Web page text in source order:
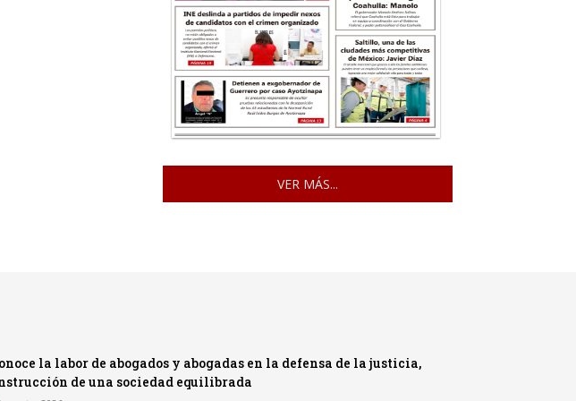
VER MÁS...
la labor de abogados y abogadas en la defensa de la justicia,
de una sociedad equilibrada